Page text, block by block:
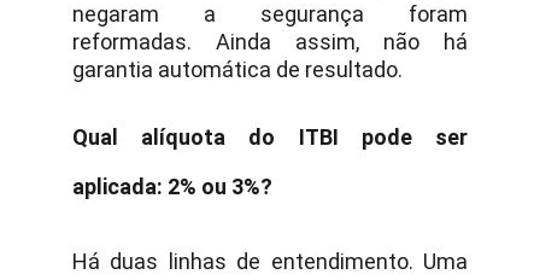
negaram a segurança foram
reformadas. Ainda assim, não há
garantia automática de resultado.
Qual alíquota do ITBI pode ser
aplicada: 2% ou 3%?
Há duas linhas de entendimento. Uma